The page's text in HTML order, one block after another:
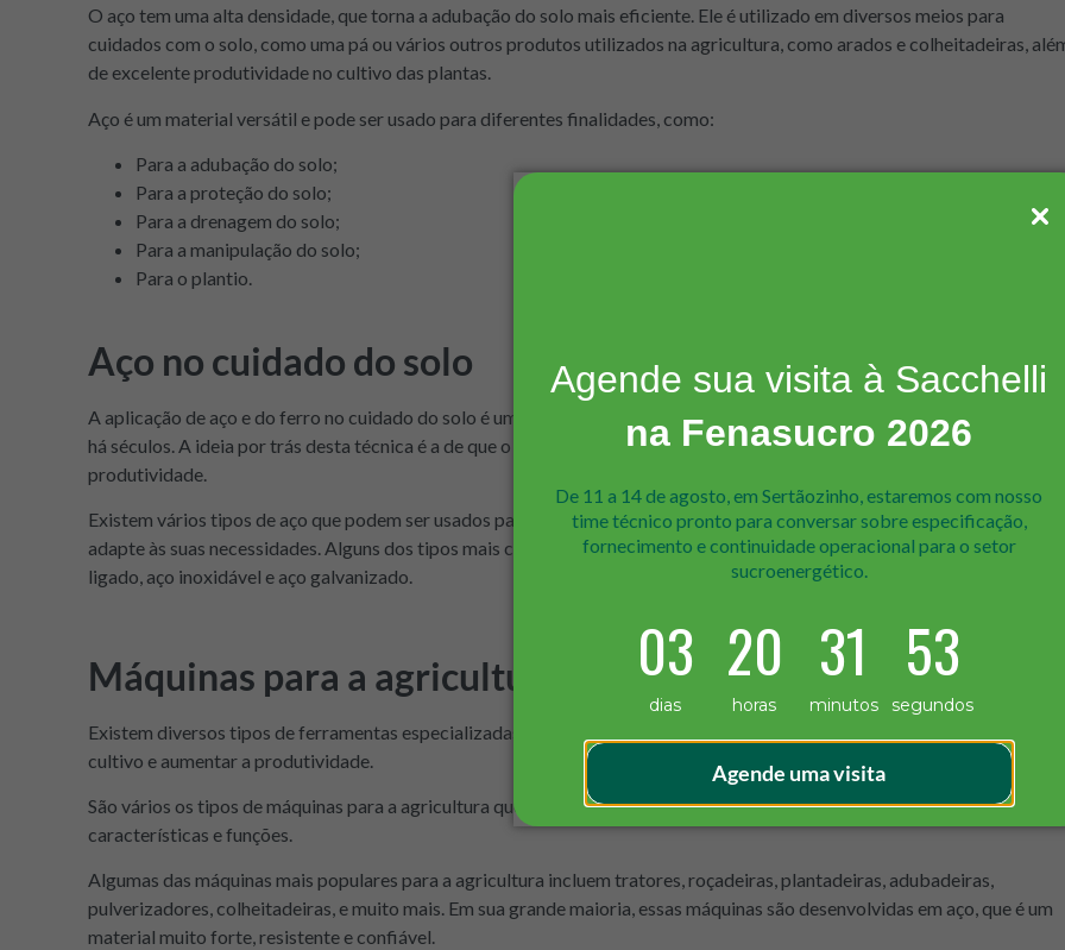
Agende sua visita à Sacchelli
na Fenasucro 2026
De 11 a 14 de agosto, em Sertãozinho, estaremos com nosso
time técnico pr onto para conversar sobre especificação,
fornecimento e continuidade operacional para o setor
sucroenergético.
03
dias
20
horas
31
minutos
52
segundos
Agende uma visita
O aço tem uma alta densidade, que torna a adubação do solo mais eficiente. Ele é utilizado em diversos meios para
cuidados com o solo, como uma pá ou vários outros produtos utilizados na agricultura, como arados e colheitadeiras,
de excelente produtividade no cultivo das plantas.
Aço é um material versátil e pode ser usado para diferentes finalidades, como:
Para a adubação do solo;
Para a proteção do solo;
Para a drenagem do solo;
Para a manipulação do solo;
Para o plantio.
Aço no cuidado do solo
A aplicação de aço e do ferro no cuidado do solo é uma prática que tem sido utilizada por agricultores ao redor do mundo
há séculos. A ideia por trás desta técnica é a de que o aço pode ajudar a melhorar a qualidade do solo, bem como a sua
produtividade.
Existem vários tipos de aço que podem ser usados para este fim, e os agricultores podem escolher o tipo que melhor se
adapte às suas necessidades. Alguns dos tipos mais comuns de aço usados para este propósito incluem aço carbono, aço
ligado, aço inoxidável e aço galvanizado.
Máquinas para a agricultura
Existem diversos tipos de ferramentas especializadas que são usadas na agricultura para ajudar a acelerar o processo de
cultivo e aumentar a produtividade.
São vários os tipos de máquinas para a agricultura que estão disponíveis no mercado hoje, cada uma com suas próprias
características e funções.
Algumas das máquinas mais populares para a agricultura incluem tratores, roçadeiras, plantadeiras, adubadeiras,
pulverizadores, colheitadeiras, e muito mais. Em sua grande maioria, essas máquinas são desenvolvidas em aço, que é um
material muito forte, resistente e confiável.